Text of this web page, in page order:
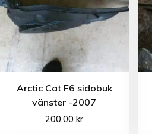
Arctic Cat F6 sidobuk
vänster -2007
200.00kr